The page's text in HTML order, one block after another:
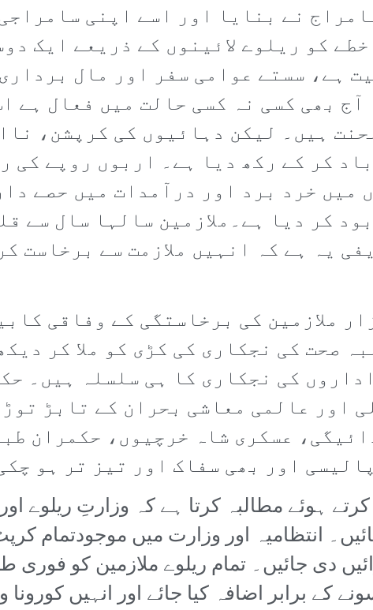
نے بنایا اور اسے اپنی
کو ریلوے لائینوں کے ذریعے ایک
ہے، سستے عوامی سفر اور مال
بھی کسی نہ کسی حالت میں فعال ہے
ہیں۔ لیکن دہائیوں کی کرپشن،
کر کے رکھ دیا ہے۔ اربوں روپے کی
خرد برد اور درآمدات میں حصے
کر دیا ہے۔ملازمین سالہا سال سے
یہ ہے کہ انہیں ملازمت سے برخاست
اگر چند دن پہلے اسٹیل ملز سے 9 ہزار ملازمین کی برخاستگی
صحت کی نجکاری کی کڑی کو ملا کر
کی نجکاری کا ہی سلسلہ ہیں۔
اور عالمی معاشی بحران کے تابڑ
عسکری شاہ خرچیوں، حکمران
اور بھی سفاک اور تیز تر ہو
ہوئے مطالبہ کرتا ہے کہ وزارتِ ریلوے
انتظامیہ اور وزارت میں موجودتمام
دی جائیں۔ تمام ریلوے ملازمین کو فوری
کے برابر اضافہ کیا جائے اور انہیں